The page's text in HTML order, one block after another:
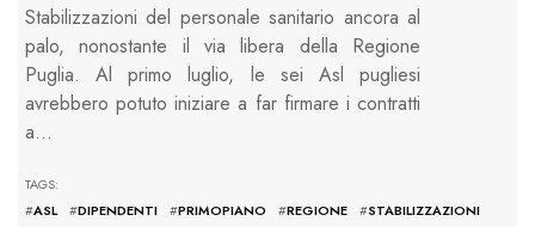
Stabilizzazioni del personale sanitario ancora al
palo, nonostante il via libera della Regione
Puglia. Al primo luglio, le sei Asl pugliesi
avrebbero potuto iniziare a far firmare i contratti
a…
TAGS:
#ASL #DIPENDENTI #PRIMOPIANO #REGIONE #STABILIZZAZIONI